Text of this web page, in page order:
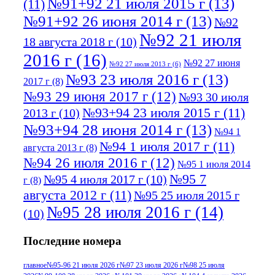
(11)
№91+92 26 июня 2014 г (13)№92
18 августа 2018 г (10) №92 21 июля
2016 г (16) №92 27 июля 2013 г (6) №92 27 июня
2017 г (8) №93 23 июля 2016 г (13)
№93 29 июня 2017 г (12) №93 30 июля
2013 г (10) №93+94 23 июля 2015 г (11)
№93+94 28 июня 2014 г (13) №94 1
августа 2013 г (8) №94 1 июля 2017 г (11)
№94 26 июля 2016 г (12) №95 1 июля 2014
г (8) №95 4 июля 2017 г (10) №95 7
августа 2012 г (11)№95 25 июля 2015 г
(10) №95 28 июля 2016 г (14)
июля 2017 г(11)№96 9 августа 2012
г(13) №96 28 июля 2015 г(9) №96+97 3
Последние номера
главное№95-96 21 июля 2026 г№97 23 июля 2026 г№98 25 июля